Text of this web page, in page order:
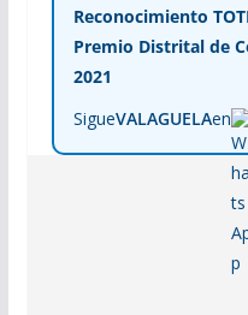
Reconocimiento
Premio Distrital de
2021
SigueVALAGUELAen